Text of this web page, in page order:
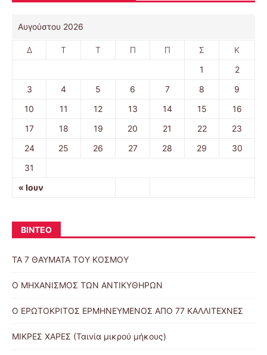
Αυγούστου 2026
Δ Τ Τ Π Π Σ Κ
« Ιουν
1
2
3
4 5 6 7 8
9
10
11 12 13 14 15
16
17
18 19 20 21 22
23
24
25 26 27 28 29
30
31
ΒΙΝΤΕΟ
ΤΑ 7 ΘΑΥΜΑΤΑ ΤΟΥ ΚΟΣΜΟΥ
Ο ΜΗΧΑΝΙΣΜΟΣ ΤΩΝ ΑΝΤΙΚΥΘΗΡΩΝ
Ο ΕΡΩΤΟΚΡΙΤΟΣ ΕΡΜΗΝΕΥΜΕΝΟΣ ΑΠΟ 77 ΚΑΛΛΙΤΕΧΝΕΣ
ΜΙΚΡΕΣ ΧΑΡΕΣ (Ταινία μικρού μήκους)